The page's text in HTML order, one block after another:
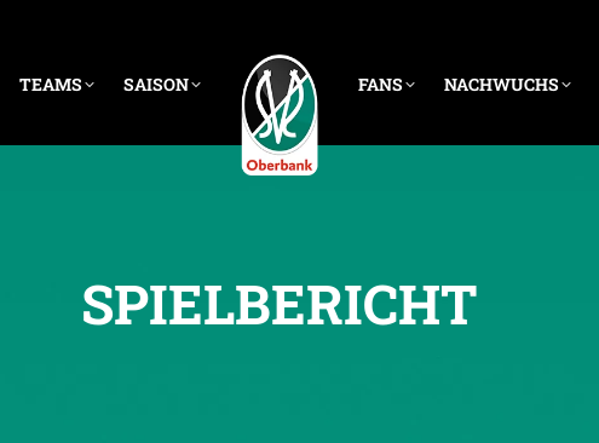
TEAMS SAISON FANS NACHWUCHS
SPIELBERICHT